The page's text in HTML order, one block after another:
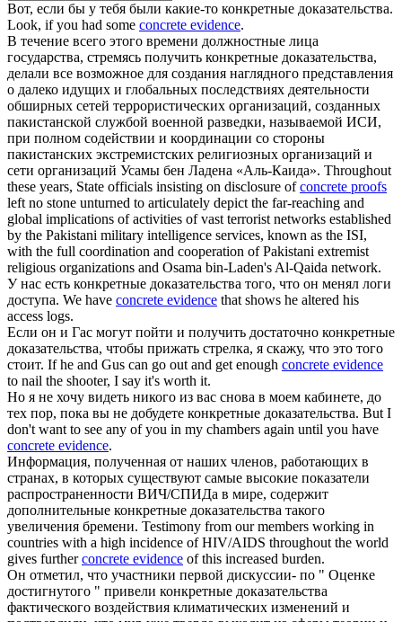
Вот, если бы у тебя были какие-то конкретные доказательства.
Look, if you had some concrete evidence.
В течение всего этого времени должностные лица
государства, стремясь получить конкретные доказательства,
делали все возможное для создания наглядного представления
о далеко идущих и глобальных последствиях деятельности
обширных сетей террористических организаций, созданных
пакистанской службой военной разведки, называемой ИСИ,
при полном содействии и координации со стороны
пакистанских экстремистских религиозных организаций и
сети организаций Усамы бен Ладена «Аль-Каида». Throughout
these years, State officials insisting on disclosure ofconcrete proofs
left no stone unturned to articulately depict the far-reaching and
global implications of activities of vast terrorist networks established
by the Pakistani military intelligence services, known as the ISI,
with the full coordination and cooperation of Pakistani extremist
religious organizations and Osama bin-Laden's Al-Qaida network.
У нас есть конкретные доказательства того, что он менял логи
доступа. We have concrete evidence that shows he altered his
access logs.
Если он и Гас могут пойти и получить достаточно конкретные
доказательства, чтобы прижать стрелка, я скажу, что это того
стоит. If he and Gus can go out and get enough concrete evidence
to nail the shooter, I say it's worth it.
Но я не хочу видеть никого из вас снова в моем кабинете, до
тех пор, пока вы не добудете конкретные доказательства. But I
don't want to see any of you in my chambers again until you have
concrete evidence.
Информация, полученная от наших членов, работающих в
странах, в которых существуют самые высокие показатели
распространенности ВИЧ/СПИДа в мире, содержит
дополнительные конкретные доказательства такого
увеличения бремени. Testimony from our members working in
countries with a high incidence of HIV/AIDS throughout the world
gives furtherconcrete evidence of this increased burden.
Он отметил, что участники первой дискуссии- по " Оценке
достигнутого " привели конкретные доказательства
фактического воздействия климатических изменений и